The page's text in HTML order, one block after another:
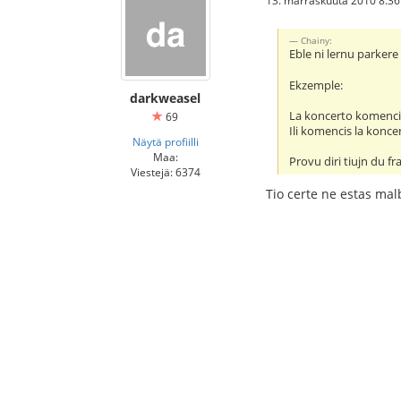
darkweasel
69
Näytä profiilli
Maa:
Viestejä: 6374
Chainy:
Eble ni lernu
Ekzemple:
La koncerto
Ili komencis la
Provu diri tiujn du
Tio certe ne estas